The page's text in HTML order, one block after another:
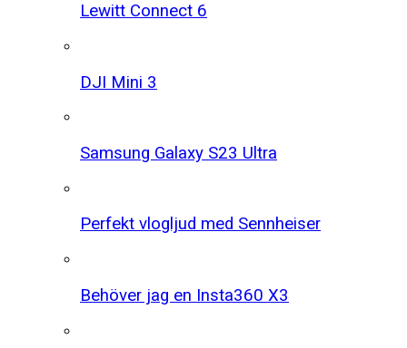
Lewitt Connect 6
DJI Mini 3
Samsung Galaxy S23 Ultra
Perfekt vlogljud med Sennheiser
Behöver jag en Insta360 X3